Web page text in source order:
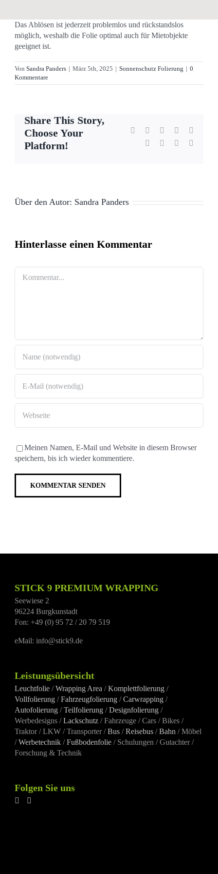
Das Ablösen ist jederzeit problemlos und rückstandslos
möglich, weshalb die Folie optimal auch für Mietobjekte
geeignet ist.
Von Sandra Panders | März 5th, 2025 | Sonnenschutz Folierung | 0
Kommentare
Share This Story,
Choose Your
Platform!
Facebook Reddit LinkedIn
TumblrPinterest
Über den Autor: Sandra Panders
Hinterlasse einen Kommentar
Meinen Namen, E-Mail und Website in diesem Browser
speichern, bis ich wieder kommentiere.
STICK 9 PREMIUM WRAPPING
Seewiese 2
96224 Burgkunstadt
Fon: +49 (0) 95 72 / 20 79 519
eMail: info@stick9.de
Leistungsübersicht
Leuchtfolie /Wrapping Area /Komplettfolierung /
Vollfolierung /Fahrzeugfolierung /Carwrapping /
Autofolierung /Teilfolierung /Designfolierung /
Werbedesigns /Lackschutz / Fahrzeuge / Cars / Bikes /
Traktor / LKW / Transporter /Bus /Reisebus /Bahn / Möbel
/Werbetechnik /Fußbodenfolie / Schulungen / Gutachter /
Forschung & Technik
Folgen Sie uns